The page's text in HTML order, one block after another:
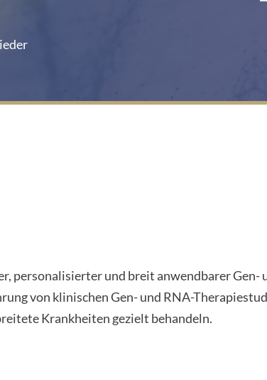
personalisierter und breit anwendbarer Gen-
von klinischen Gen- und RNA-
Krankheiten gezielt behandeln.